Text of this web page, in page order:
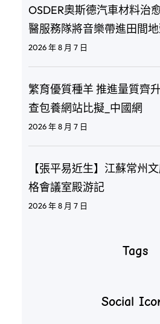
OSDER奧斯德汽車材料治
醫服務隊將音樂帶進田間
2026 年 8 月 7 日
繁育優質種羊 推進量質齊
查包養網站比擬_中國網
2026 年 8 月 7 日
【張平易近生】江蘇常州
格會議室殿游記
2026 年 8 月 7 日
Tags
Social